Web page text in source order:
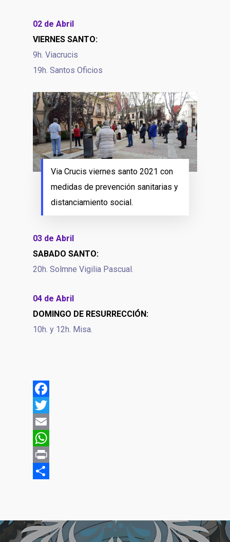
02 de Abril
VIERNES SANTO:
9h. Viacrucis
19h. Santos Oficios
Via Crucis viernes santo 2021 con
medidas de prevención sanitarias y
distanciamiento social.
03 de Abril
SABADO SANTO:
20h. Solmne Vigilia Pascual.
04 de Abril
DOMINGO DE RESURRECCIÓN:
10h. y 12h. Misa.
Facebook
Twitter
Email
WhatsApp
Print